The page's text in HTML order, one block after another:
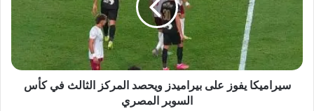
المركز
الثالث
في
كأس
السوبر
سيراميكا يفوز على بيراميدز ويحصد المركز الثالث في كأس
السوبر المصري